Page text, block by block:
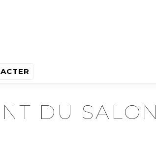
DU SALON